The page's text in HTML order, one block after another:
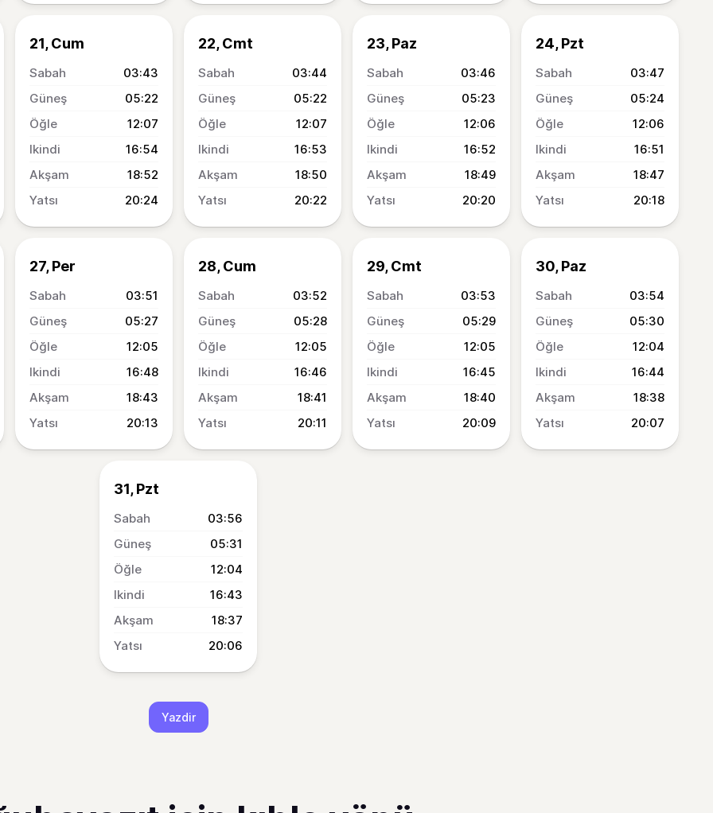
21, Cum
03:43
05:22
12:07
16:54
18:52
20:24
22, Cmt
03:44
05:22
12:07
16:53
18:50
20:22
23, Paz
03:46
05:23
12:06
16:52
18:49
20:20
24, Pzt
03:47
05:24
12:06
16:51
18:47
20:18
27, Per
03:51
05:27
12:05
16:48
18:43
20:13
28, Cum
03:52
05:28
12:05
16:46
18:41
20:11
29, Cmt
03:53
05:29
12:05
16:45
18:40
20:09
30, Paz
03:54
05:30
12:04
16:44
18:38
20:07
31, Pzt
03:56
05:31
12:04
16:43
18:37
20:06
Yazdir